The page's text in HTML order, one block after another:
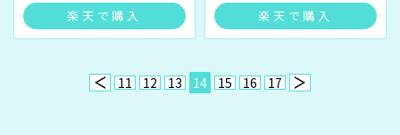
楽天で購入 楽天で購入
11 12 13 14 15 16 17